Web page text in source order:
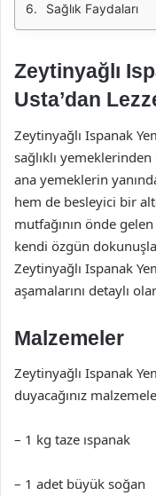
Sağlık Faydaları
Zeytinyağlı
Usta’dan
Zeytinyağlı Ispanak
sağlıklı
ana yemeklerin
hem de besleyici bir
mutfağının önde
kendi özgün
Zeytinyağlı Ispanak
aşamalarını detaylı
Malzemeler
Zeytinyağlı Ispanak
duyacağınız
– 1 kg taze ıspanak
– 1 adet büyük soğan